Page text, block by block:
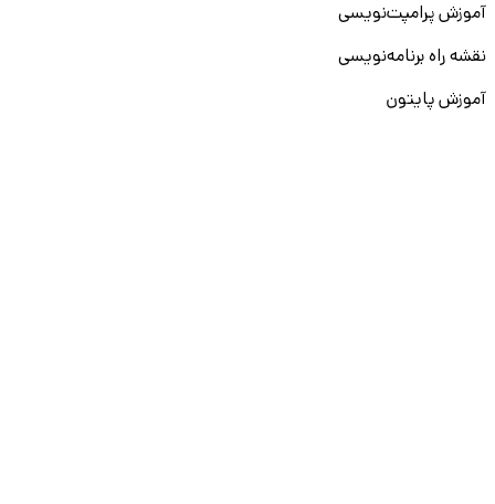
آموزش پرامپت‌نویسی
نقشه راه برنامه‌نویسی
آموزش پایتون